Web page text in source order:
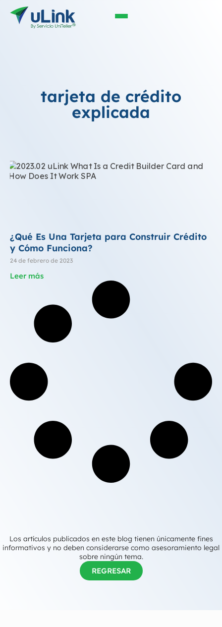
tarjeta de crédito
explicada
¿Qué Es Una Tarjeta para Construir Crédito
y Cómo Funciona?
24 de febrero de 2023
Leer más
Los artículos publicados en este blog tienen únicamente fines
informativos y no deben considerarse como asesoramiento legal
sobre ningún tema.
REGRESAR